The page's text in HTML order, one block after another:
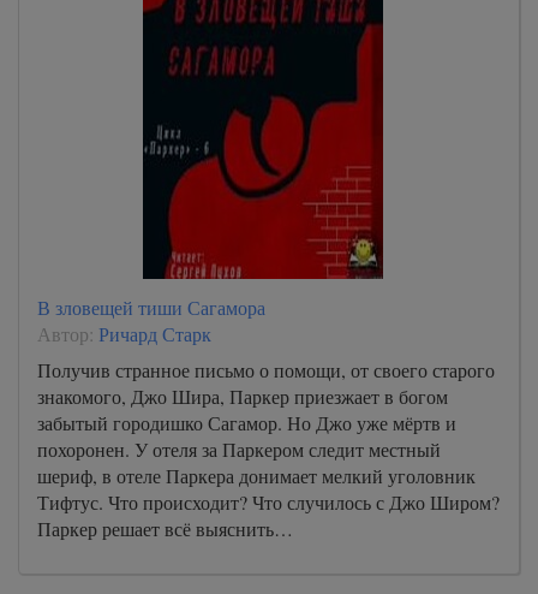
В зловещей тиши Сагамора
Автор: Ричард Старк
Получив странное письмо о помощи, от своего старого
знакомого, Джо Шира, Паркер приезжает в богом
забытый городишко Сагамор. Но Джо уже мёртв и
похоронен. У отеля за Паркером следит местный
шериф, в отеле Паркера донимает мелкий уголовник
Тифтус. Что происходит? Что случилось с Джо Широм?
Паркер решает всё выяснить…